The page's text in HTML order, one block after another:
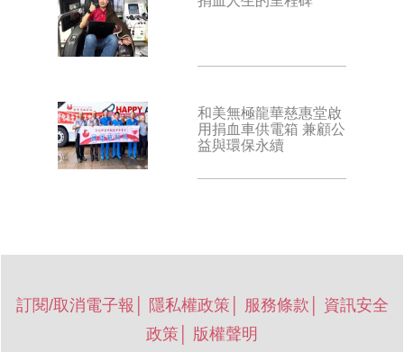
和美無極龍華慈惠堂啟
用捐血車供電箱 兼顧公
益與環保永續
訂閱/取消電子報 隱私權政策 服務條款
資訊安全
政策
版權聲明